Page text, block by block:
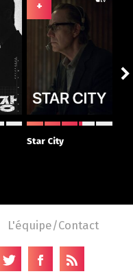
+
Star City
L'équipe/Contact